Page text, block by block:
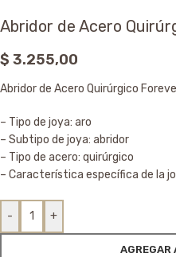
Abridor de Acero
$ 3.255,00
Abridor de Acero Quirúrgico
– Tipo de joya: aro
– Subtipo de joya: abridor
– Tipo de acero: quirúrgico
– Característica específica de la
- +
AGREGAR